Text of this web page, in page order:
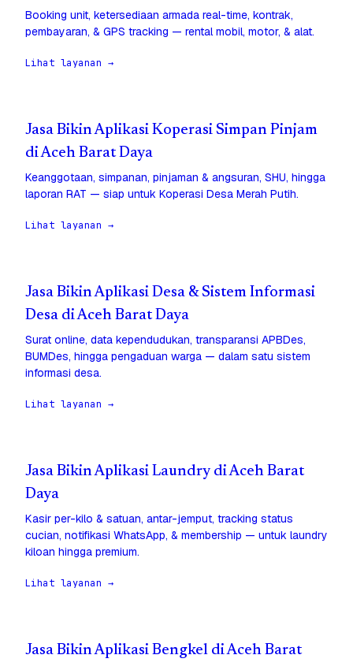
Booking unit, ketersediaan armada real-time, kontrak,
pembayaran, & GPS tracking — rental mobil, motor, & alat.
Lihat layanan →
Jasa Bikin Aplikasi Koperasi Simpan Pinjam
di Aceh Barat Daya
Keanggotaan, simpanan, pinjaman & angsuran, SHU, hingga
laporan RAT — siap untuk Koperasi Desa Merah Putih.
Lihat layanan →
Jasa Bikin Aplikasi Desa & Sistem Informasi
Desa di Aceh Barat Daya
Surat online, data kependudukan, transparansi APBDes,
BUMDes, hingga pengaduan warga — dalam satu sistem
informasi desa.
Lihat layanan →
Jasa Bikin Aplikasi Laundry di Aceh Barat
Daya
Kasir per-kilo & satuan, antar-jemput, tracking status
cucian, notifikasi WhatsApp, & membership — untuk laundry
kiloan hingga premium.
Lihat layanan →
Jasa Bikin Aplikasi Bengkel di Aceh Barat